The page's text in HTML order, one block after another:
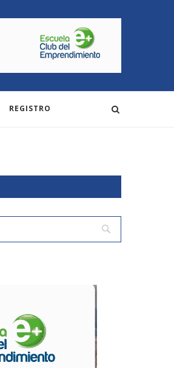
REGISTRO